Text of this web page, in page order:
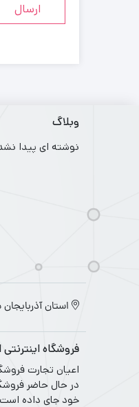
وبلاگ
نوشته ای پیدا
استان
فروشگاه
در حال حاضر
خود جای داده است